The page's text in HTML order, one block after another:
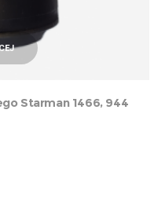
Starman 1466, 944